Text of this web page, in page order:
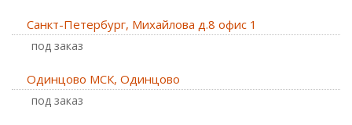
Санкт-Петербург, Михайлова д.8 офис 1
Под заказ
Одинцово МСК, Одинцово
Под заказ